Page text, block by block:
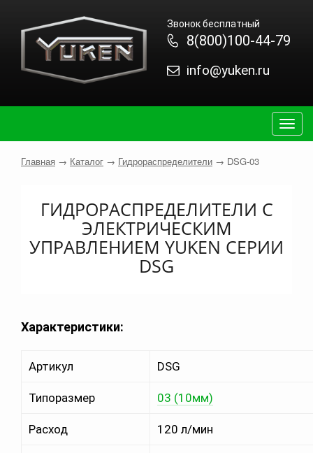
Звонок бесплатный
8(800)100-44-79
info@yuken.ru
Главная → Каталог → Гидрораспределители → DSG-03
ГИДРОРАСПРЕДЕЛИТЕЛИ С
ЭЛЕКТРИЧЕСКИМ
УПРАВЛЕНИЕМ YUKEN СЕРИИ
DSG
Характеристики:
Артикул DSG
Типоразмер 03 (10мм)
Расход 120 л/мин